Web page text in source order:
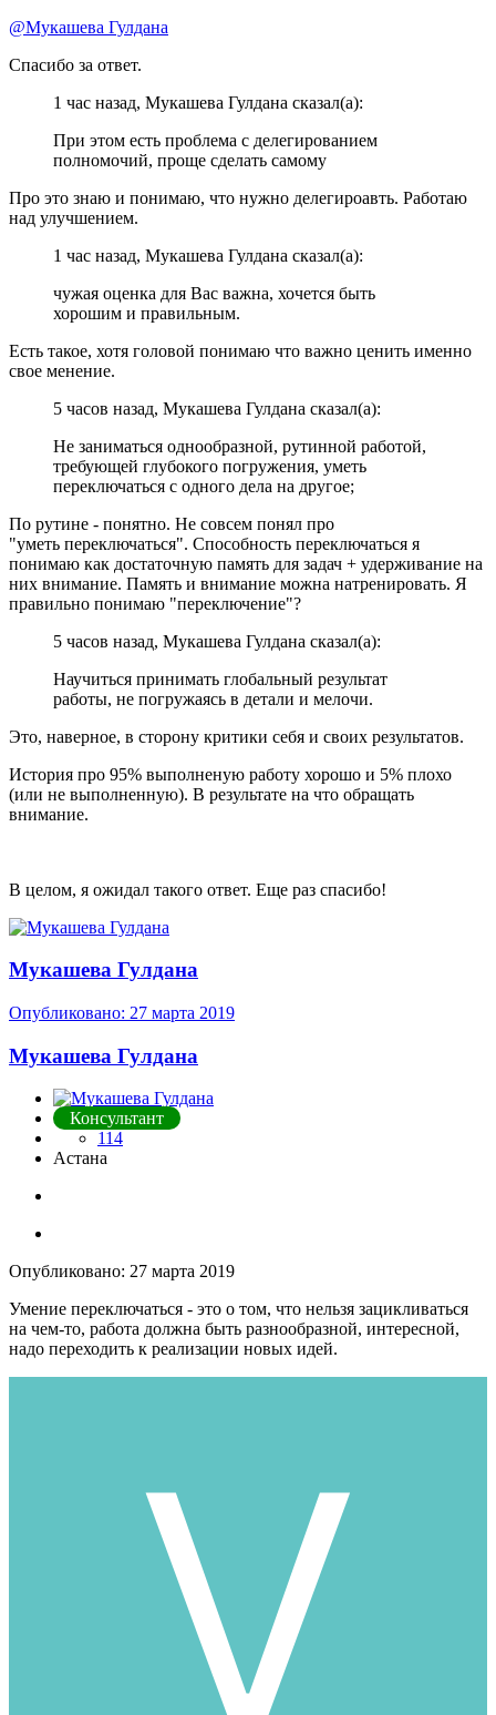
@Мукашева Гулдана
Спасибо за ответ.
1 час назад, Мукашева Гулдана сказал(а):
При этом есть проблема с делегированием
полномочий, проще сделать самому
Про это знаю и понимаю, что нужно делегироавть. Работаю
над улучшением.
1 час назад, Мукашева Гулдана сказал(а):
чужая оценка для Вас важна, хочется быть
хорошим и правильным.
Есть такое, хотя головой понимаю что важно ценить именно
свое менение.
5 часов назад, Мукашева Гулдана сказал(а):
Не заниматься однообразной, рутинной работой,
требующей глубокого погружения, уметь
переключаться с одного дела на другое;
По рутине - понятно. Не совсем понял про
"уметь переключаться". Способность переключаться я
понимаю как достаточную память для задач + удерживание на
них внимание. Память и внимание можна натренировать. Я
правильно понимаю "переключение"?
5 часов назад, Мукашева Гулдана сказал(а):
Научиться принимать глобальный результат
работы, не погружаясь в детали и мелочи.
Это, наверное, в сторону критики себя и своих результатов.
История про 95% выполненую работу хорошо и 5% плохо
(или не выполненную). В результате на что обращать
внимание.
В целом, я ожидал такого ответ. Еще раз спасибо!
Мукашева Гулдана
Опубликовано: 27 марта 2019
Мукашева Гулдана
Консультант
114
Астана
Опубликовано: 27 марта 2019
Умение переключаться - это о том, что нельзя зацикливаться
на чем-то, работа должна быть разнообразной, интересной,
надо переходить к реализации новых идей.